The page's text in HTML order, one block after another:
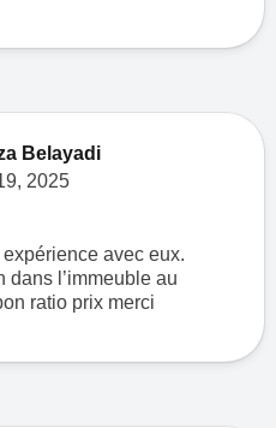
Belayadi
2025
avec eux.
dans l’immeuble au
ratio prix merci